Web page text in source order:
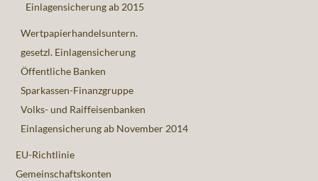
Einlagensicherung ab 2015
Wertpapierhandelsuntern.
gesetzl. Einlagensicherung
Öffentliche Banken
Sparkassen-Finanzgruppe
Volks- und Raiffeisenbanken
Einlagensicherung ab November 2014
EU-Richtlinie
Gemeinschaftskonten